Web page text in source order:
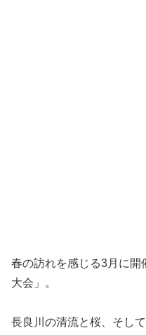
春の訪れを感じる3月に開
大会」。
長良川の清流と桜、そし